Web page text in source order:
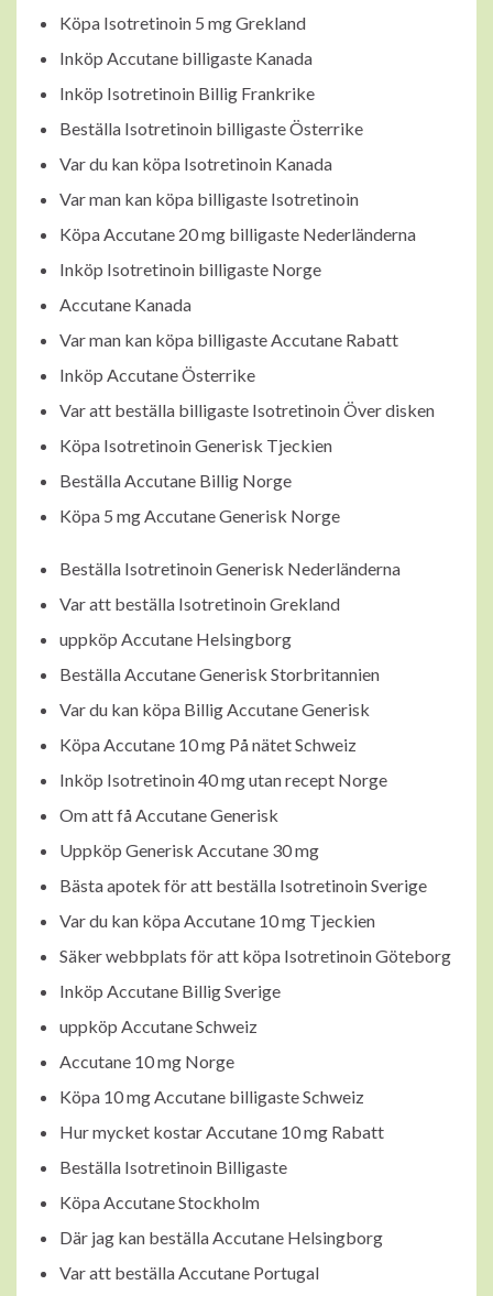
Köpa Isotretinoin 5 mg Grekland
Inköp Accutane billigaste Kanada
Inköp Isotretinoin Billig Frankrike
Beställa Isotretinoin billigaste Österrike
Var du kan köpa Isotretinoin Kanada
Var man kan köpa billigaste Isotretinoin
Köpa Accutane 20 mg billigaste Nederländerna
Inköp Isotretinoin billigaste Norge
Accutane Kanada
Var man kan köpa billigaste Accutane Rabatt
Inköp Accutane Österrike
Var att beställa billigaste Isotretinoin Över disken
Köpa Isotretinoin Generisk Tjeckien
Beställa Accutane Billig Norge
Köpa 5 mg Accutane Generisk Norge
Beställa Isotretinoin Generisk Nederländerna
Var att beställa Isotretinoin Grekland
uppköp Accutane Helsingborg
Beställa Accutane Generisk Storbritannien
Var du kan köpa Billig Accutane Generisk
Köpa Accutane 10 mg På nätet Schweiz
Inköp Isotretinoin 40 mg utan recept Norge
Om att få Accutane Generisk
Uppköp Generisk Accutane 30 mg
Bästa apotek för att beställa Isotretinoin Sverige
Var du kan köpa Accutane 10 mg Tjeckien
Säker webbplats för att köpa Isotretinoin Göteborg
Inköp Accutane Billig Sverige
uppköp Accutane Schweiz
Accutane 10 mg Norge
Köpa 10 mg Accutane billigaste Schweiz
Hur mycket kostar Accutane 10 mg Rabatt
Beställa Isotretinoin Billigaste
Köpa Accutane Stockholm
Där jag kan beställa Accutane Helsingborg
Var att beställa Accutane Portugal